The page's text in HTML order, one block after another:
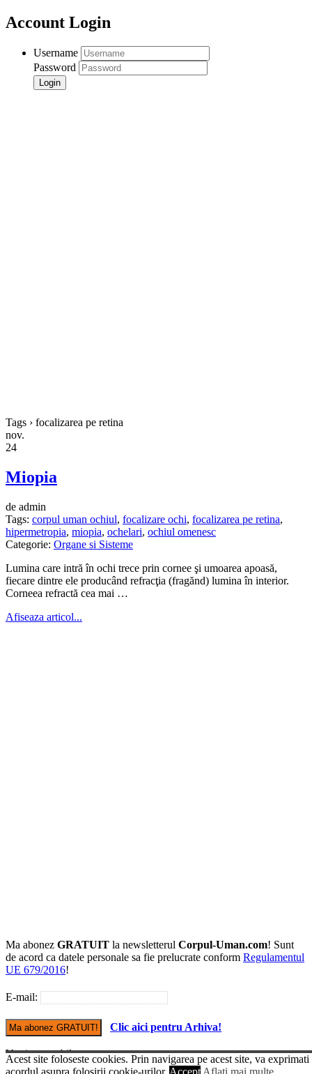
Account Login
Username
Password
Tags › focalizarea pe retina
nov.
24
Miopia
de admin
Tags: corpul uman ochiul, focalizare ochi, focalizarea pe retina,
hipermetropia, miopia, ochelari, ochiul omenesc
Categorie: Organe si Sisteme
Lumina care intră în ochi trece prin cornee şi umoarea apoasă,
fiecare dintre ele producând refracţia (fragănd) lumina în interior.
Corneea refractă cea mai …
Afiseaza articol...
Ma abonez GRATUIT la newsletterul Corpul-Uman.com! Sunt
de acord ca datele personale sa fie prelucrate conform Regulamentul
UE 679/2016!
E-mail:
Clic aici pentru Arhiva!
Versiune mobile
Acest site foloseste cookies. Prin navigarea pe acest site, va exprimati
acordul asupra folosirii cookie-urilor. Accept Aflati mai multe...
© Copyright Corpul-uman.com